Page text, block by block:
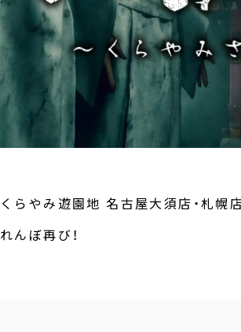
くらやみ遊園地 名古屋大須店・札幌
れんぼ再び！